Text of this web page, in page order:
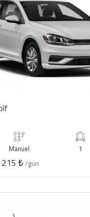
Manuel 1
215 ₺/gün